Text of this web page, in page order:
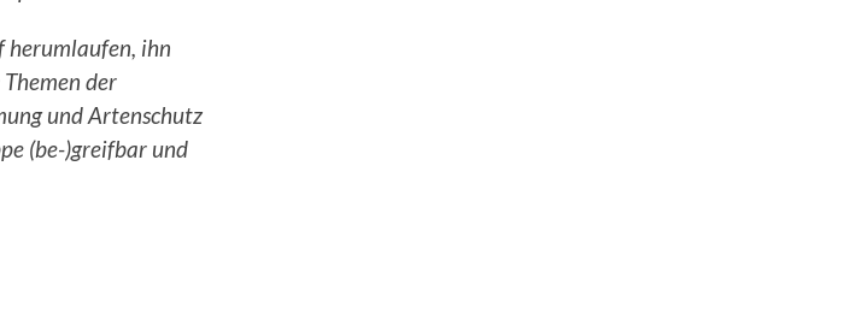
herumlaufen, ihn
der
und Artenschutz
(be-)greifbar und